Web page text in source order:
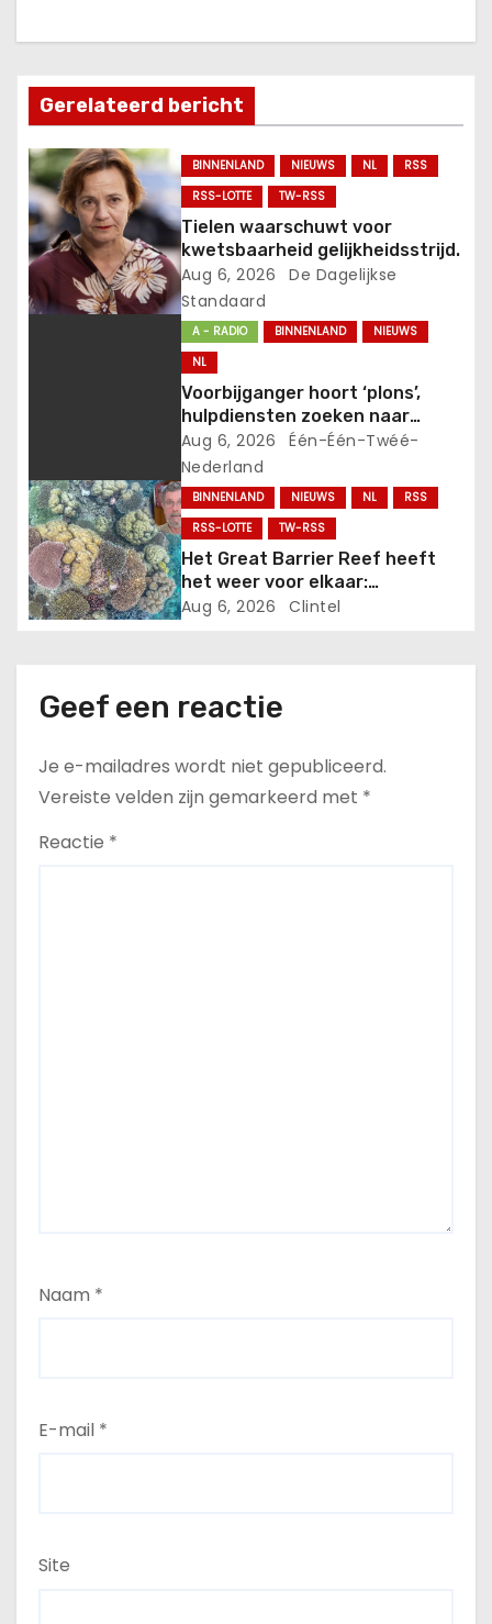
t
n
a
v
i
g
e
Gerelateerd bericht
BINNENLAND NIEUWS NL
RSS
RSS-LOTTE
TW-RSS
Tielen waarschuwt voor
kwetsbaarheid gelijkheidsstrijd.
Aug 6, 2026
De Dagelijkse
Standaard
A - RADIO BINNENLAND
NIEUWS
NL
Voorbijganger hoort ‘plons’,
hulpdiensten zoeken naar
persoon
Aug 6, 2026
Één-Één-Twéé-
Nederland
BINNENLAND NIEUWS NL
RSS
RSS-LOTTE
TW-RSS
Het Great Barrier Reef heeft
het weer voor elkaar:
uitzonderlijk hoge
Aug 6, 2026 Clintel
Geef een reactie
Je e-mailadres wordt niet gepubliceerd.
Vereiste velden zijn gemarkeerd met *
Reactie *
Naam *
E-mail *
Site